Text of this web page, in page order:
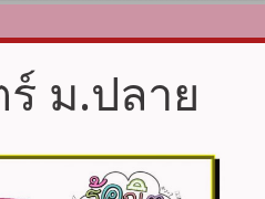
ม.ปลาย